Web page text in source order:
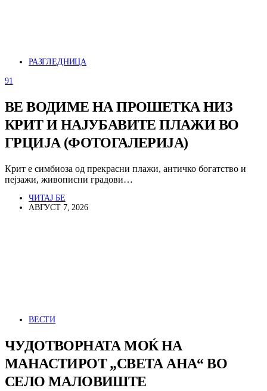
РАЗГЛЕДНИЦА
91
ВЕ ВОДИМЕ НА ПРОШЕТКА НИЗ
КРИТ И НАЈУБАВИТЕ ПЛАЖИ ВО
ГРЦИЈА (ФОТОГАЛЕРИЈА)
Крит е симбиоза од прекрасни плажи, античко богатство и
пејзажи, живописни градови…
ЧИТАЈ БЕ
АВГУСТ 7, 2026
ВЕСТИ
ЧУДОТВОРНАТА МОЌ НА
МАНАСТИРОТ „СВЕТА АНА“ ВО
СЕЛО МАЛОВИШТЕ